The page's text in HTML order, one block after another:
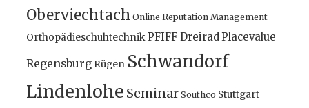
Oberviechtach Online Reputation Management
OrthopädieschuhtechnikPFIFF DreiradPlacevalue
Regensburg Rügen Schwandorf
Lindenlohe Seminar Southco Stuttgart